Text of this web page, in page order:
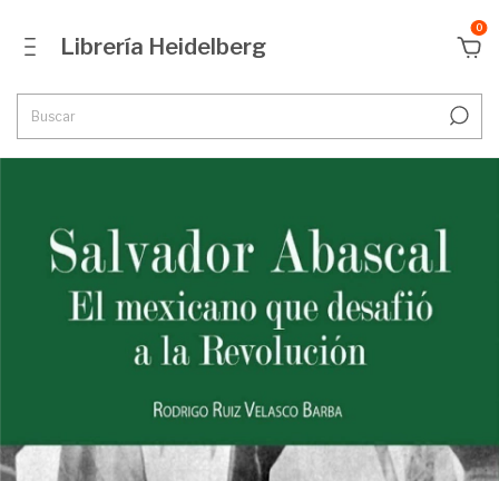
Librería Heidelberg
0